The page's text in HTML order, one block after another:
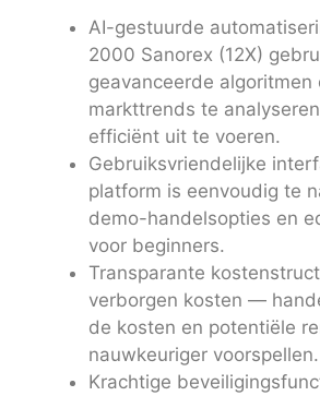
AI-gestuurde
2000 Sanorex (12X)
geavanceerde algoritmen
markttrends te
efficiënt uit te voeren.
Gebruiksvriendelijke
platform is eenvoudig te
demo-handelsopties en
voor beginners.
Transparante
verborgen kosten —
de kosten en potentiële
nauwkeuriger voorspellen.
Krachtige